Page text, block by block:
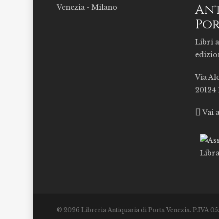
Libri
Via
Vai
© 2026 Libreria Antiquaria di Porta Venezia. P.IVA